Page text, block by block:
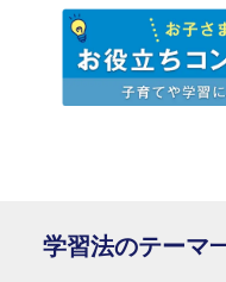
学習法のテーマ